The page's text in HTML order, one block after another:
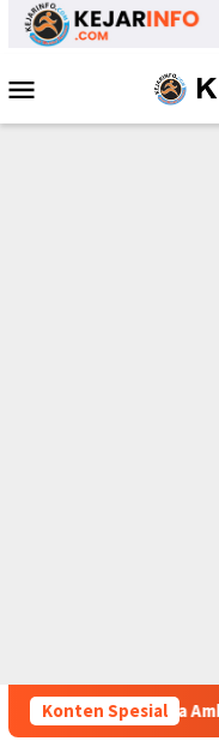
Loncat
Mobile
Konten Spesial
Komitmen Polsek